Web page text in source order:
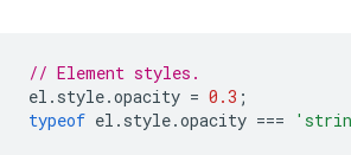
// Element styles.
el . style.opacity = 0.3 ;
typeof el . style.opacity ===